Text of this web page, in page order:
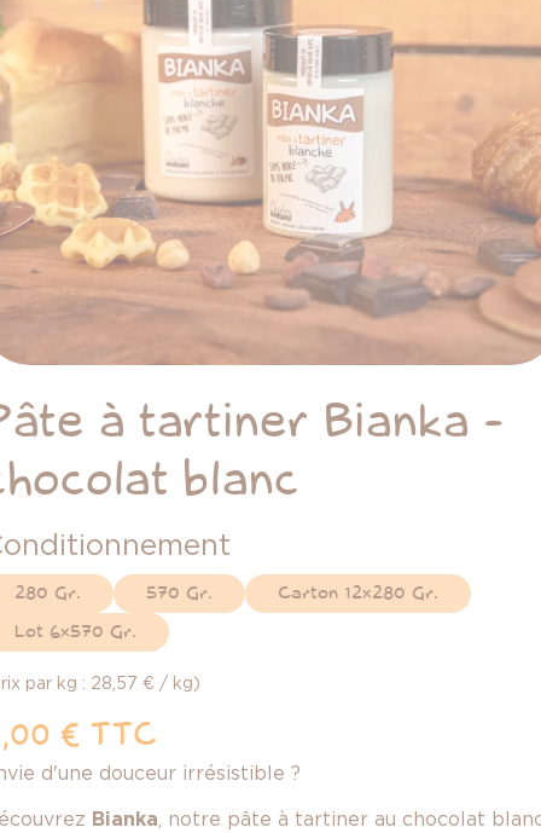
à tartiner Bianka -
blanc
280 Gr. 570 Gr.
Carton 12x280 Gr.
Lot 6x570 Gr.
par kg : 28,57 € / kg)
€ TTC
d'une douceur irrésistible ?
Bianka, notre pâte à tartiner au chocolat